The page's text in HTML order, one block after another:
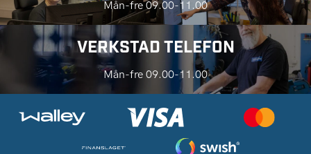
Mån-fre 09.00-11.00
VERKSTAD TELEFON
Mån-fre 09.00-11.00